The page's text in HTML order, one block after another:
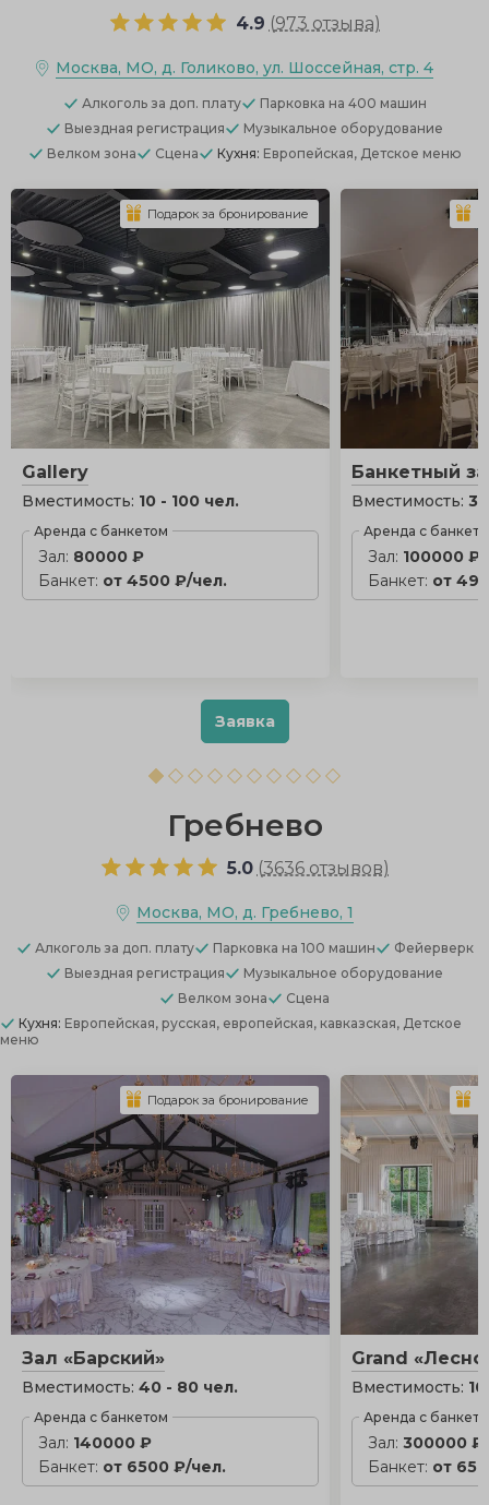
4.9 (973 отзыва)
Москва, МО, д. Голиково, ул. Шоссейная, стр. 4
Алкоголь за доп. плату Парковка на 400 машин
Выездная регистрация
Музыкальное оборудование
Велком зона
Сцена Кухня: Европейская, Детское меню
Gallery
Вместимость: 10 - 100 чел.
Аренда с банкетом
Зал: 80000 ₽
Банкет: от 4500 ₽/чел.
Подарок за бронирование
Банкетный
Вместимость:
Аренда с
Зал: 100000 ₽
Банкет: от
Заявка
Гребнево
5.0 (3636 отзывов)
Москва, МО, д. Гребнево, 1
Алкоголь за доп. плату Парковка на 100 машин
Фейерверк
Выездная регистрация
Музыкальное оборудование
Велком зона
Сцена
Кухня: Европейская, русская, европейская, кавказская, Детское
меню
Зал «Барский»
Вместимость: 40 - 80 чел.
Аренда с банкетом
Зал: 140000 ₽
Банкет: от 6500 ₽/чел.
Подарок за бронирование
Grand
Вместимость:
Аренда с
Зал:300000 ₽
Банкет: от